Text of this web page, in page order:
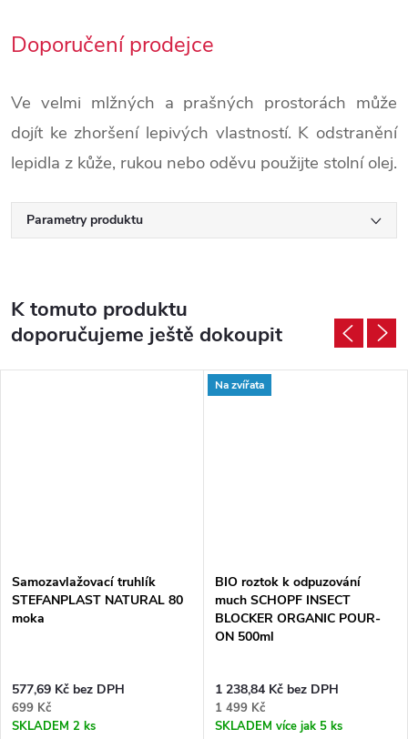
Doporučení prodejce
Ve velmi mlžných a prašných prostorách může
dojít ke zhoršení lepivých vlastností. K odstranění
lepidla z kůže, rukou nebo oděvu použijte stolní olej.
Parametry produktu
K tomuto produktu
doporučujeme ještě dokoupit
Samozavlažovací truhlík
STEFANPLAST NATURAL 80
moka
577,69 Kč bez DPH
699 Kč
SKLADEM 2 ks
Na zvířata
BIO roztok k odpuzování
much SCHOPF INSECT
BLOCKER ORGANIC POUR-
ON 500ml
1 238,84 Kč bez DPH
1 499 Kč
SKLADEM více jak 5 ks